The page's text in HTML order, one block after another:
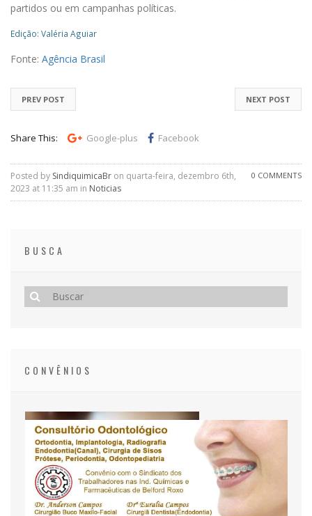
partidos ou em campanhas políticas.
Edição: Valéria Aguiar
Fonte: Agência Brasil
NEXT POST
PREV POST
Share This: Google-plus Facebook
0 COMMENTS
Posted by SindiquimicaBr on quarta-feira, dezembro 6th,
2023 at 11:35 am in Noticias
BUSCA
CONVÊNIOS